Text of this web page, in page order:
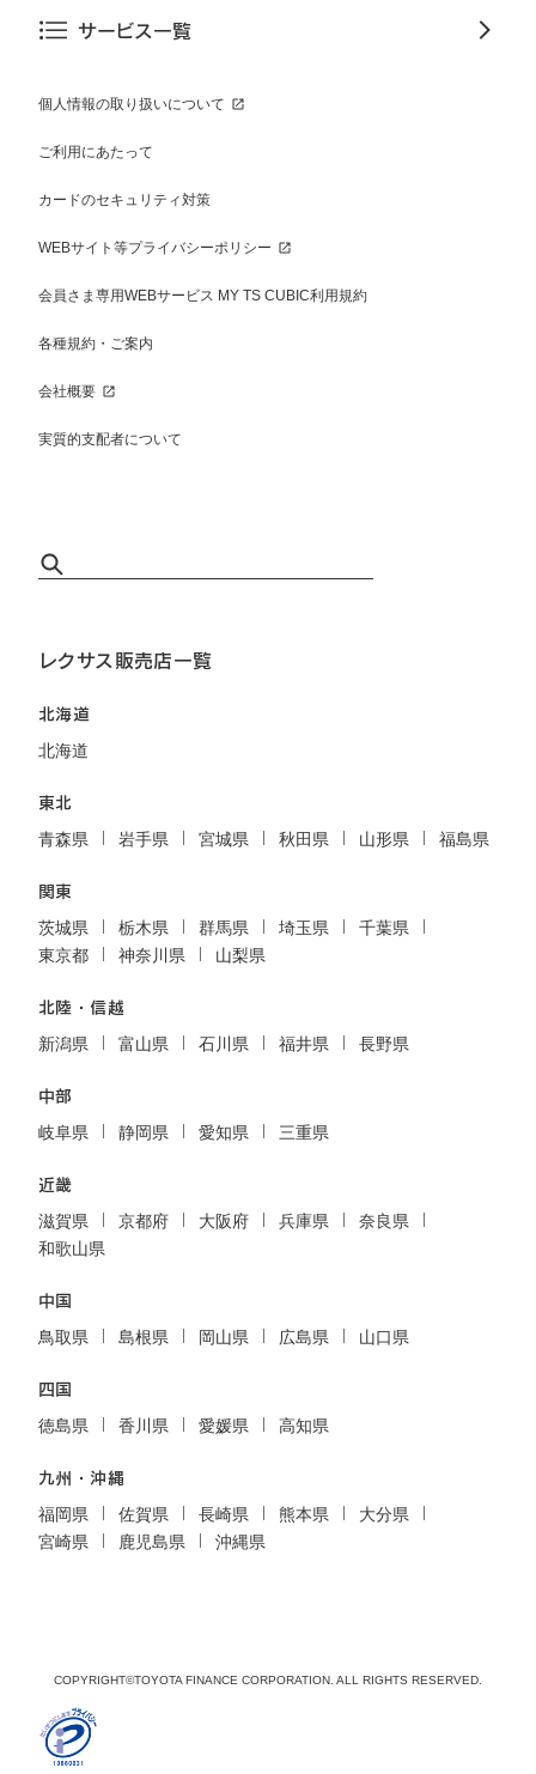
サービス一覧
個人情報の取り扱いについて
ご利用にあたって
カードのセキュリティ対策
WEBサイト等プライバシーポリシー
会員さま専用WEBサービス MY TS CUBIC利用規約
各種規約・ご案内
会社概要
実質的支配者について
レクサス販売店一覧
北海道
北海道
東北
青森県 岩手県 宮城県 秋田県 山形県 福島県
関東
茨城県 栃木県 群馬県 埼玉県
千葉県
東京都
神奈川県 山梨県
北陸・信越
新潟県 富山県 石川県 福井県 長野県
中部
岐阜県 静岡県 愛知県 三重県
近畿
滋賀県 京都府 大阪府 兵庫県
奈良県
和歌山県
中国
鳥取県 島根県 岡山県 広島県 山口県
四国
徳島県 香川県 愛媛県 高知県
九州・沖縄
福岡県 佐賀県 長崎県 熊本県
大分県
宮崎県
鹿児島県 沖縄県
COPYRIGHT©TOYOTA FINANCE CORPORATION. ALL RIGHTS RESERVED.